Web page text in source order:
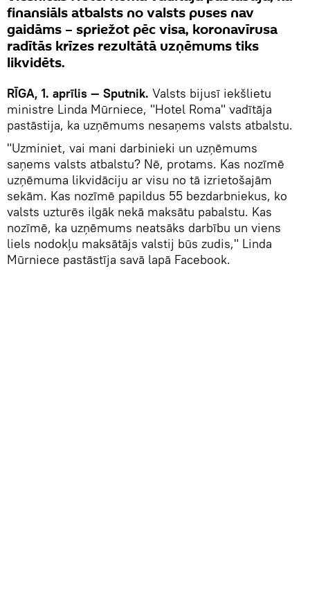
finansiāls atbalsts no valsts puses nav
gaidāms – spriežot pēc visa, koronavīrusa
radītās krīzes rezultātā uzņēmums tiks
likvidēts.
RĪGA, 1. aprīlis — Sputnik. Valsts bijusī iekšlietu
ministre Linda Mūrniece, "Hotel Roma" vadītāja
pastāstija, ka uzņēmums nesaņems valsts atbalstu.
"Uzminiet, vai mani darbinieki un uzņēmums
saņems valsts atbalstu? Nē, protams. Kas nozīmē
uzņēmuma likvidāciju ar visu no tā izrietošajām
sekām. Kas nozīmē papildus 55 bezdarbniekus, ko
valsts uzturēs ilgāk nekā maksātu pabalstu. Kas
nozīmē, ka uzņēmums neatsāks darbību un viens
liels nodokļu maksātājs valstij būs zudis," Linda
Mūrniece pastāstīja savā lapā Facebook.